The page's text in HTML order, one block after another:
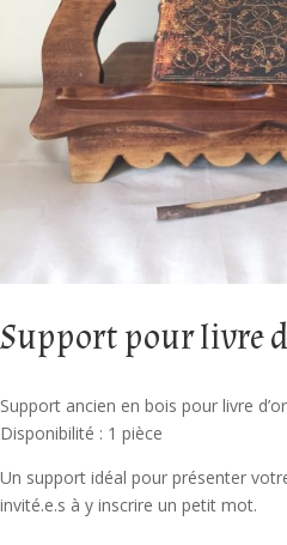
Support pour livre
Support ancien en bois pour livre
Disponibilité : 1 pièce
Un support idéal pour présenter
invité.e.s à y inscrire un petit mot.